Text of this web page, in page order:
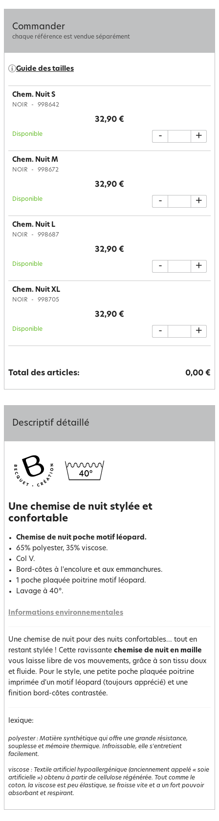
Commander
chaque référence est vendue séparément
Guide des tailles
Chem. Nuit S
NOIR 998642
32,90 €
Disponible - +
Chem. Nuit M
NOIR 998672
32,90 €
Disponible - +
Chem. Nuit L
NOIR 998687
32,90 €
Disponible - +
Chem. Nuit XL
NOIR 998705
32,90 €
Disponible - +
Total des articles: 0,00 €
Descriptif détaillé
Une chemise de nuit stylée et
confortable
Chemise de nuit poche motif léopard.
65% polyester, 35% viscose.
Col V.
Bord-côtes à l'encolure et aux emmanchures.
1 poche plaquée poitrine motif léopard.
Lavage à 40°.
Informations environnementales
Une chemise de nuit pour des nuits confortables... tout en
restant stylée ! Cette ravissante chemise de nuit en maille
vous laisse libre de vos mouvements, grâce à son tissu doux
et fluide. Pour le style, une petite poche plaquée poitrine
imprimée d'un motif léopard (toujours apprécié) et une
finition bord-côtes contrastée.
lexique:
polyester: Matière synthétique qui offre une grande résistance,
souplesse et mémoire thermique. Infroissable, elle s'entretient
facilement.
viscose : Textile artificiel hypoallergénique (anciennement appelé « soie
artificielle ») obtenu à partir de cellulose régénérée. Tout comme le
coton, la viscose est peu élastique, se froisse vite et a un fort pouvoir
absorbant et respirant.